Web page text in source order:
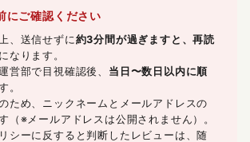
にご確認ください
、送信せずに 約3分間が過ぎますと、再読
になります。
営部で目視確認後、 当日〜数日以内に順
。
ため、ニックネームとメールアドレスの
（※メールアドレスは公開されません）。
シーに反すると判断したレビューは、随